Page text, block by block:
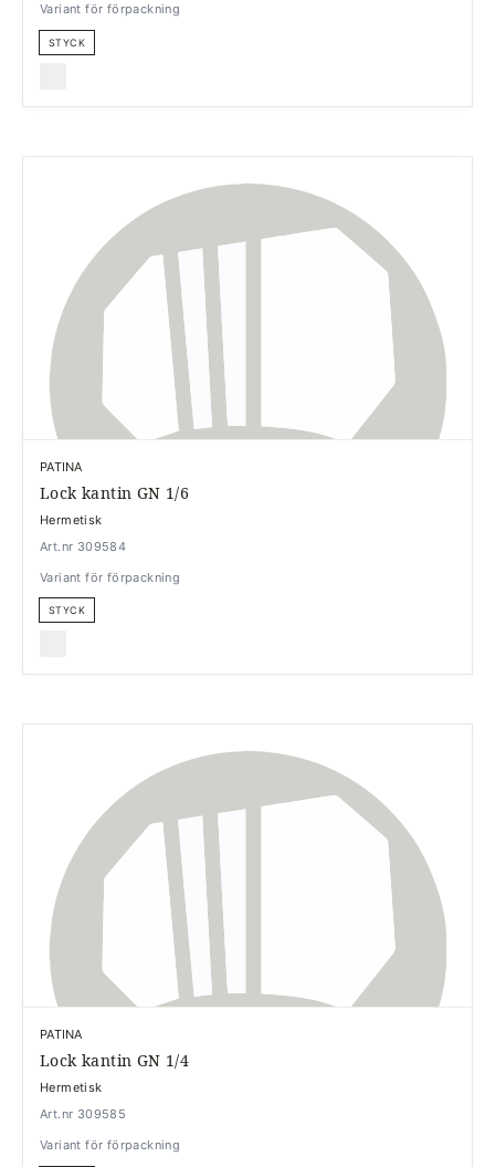
Variant för förpackning
STYCK
PATINA
Lock kantin GN 1/6
Hermetisk
Art.nr 309584
Variant för förpackning
STYCK
PATINA
Lock kantin GN 1/4
Hermetisk
Art.nr 309585
Variant för förpackning